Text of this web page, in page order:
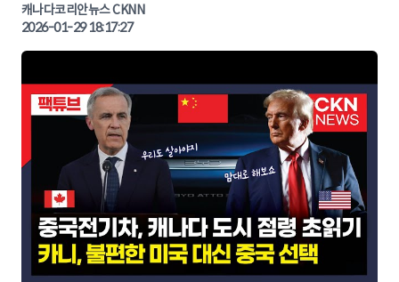
캐나다코리안뉴스
캐나다코리안뉴스 CKNN
2026-01-29 18:17:27